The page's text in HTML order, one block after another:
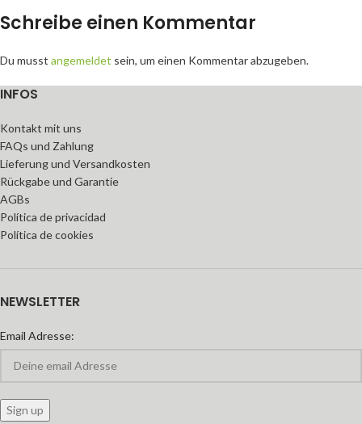
Schreibe einen Kommentar
Du musst angemeldet sein, um einen Kommentar abzugeben.
INFOS
Kontakt mit uns
FAQs und Zahlung
Lieferung und Versandkosten
Rückgabe und Garantie
AGBs
Política de privacidad
Política de cookies
NEWSLETTER
Email Adresse: